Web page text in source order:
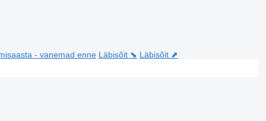
- vanemad enne Läbisõit ⬊ Läbisõit ⬈